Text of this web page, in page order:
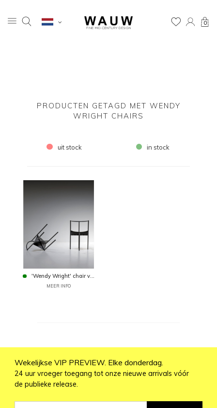
0
PRODUCTEN GETAGD MET WENDY
WRIGHT CHAIRS
uit stock in stock
'Wendy Wright' chair v...
MEER INFO
Wekelijkse VIP PREVIEW. Elke donderdag.
24 uur vroeger toegang tot onze nieuwe arrivals vóór
de publieke release.